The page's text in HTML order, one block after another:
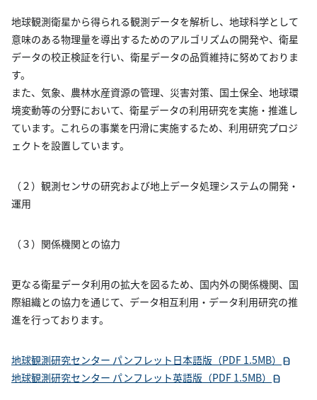
地球観測衛星から得られる観測データを解析し、地球科学として
意味のある物理量を導出するためのアルゴリズムの開発や、衛星
データの校正検証を行い、衛星データの品質維持に努めておりま
す。
また、気象、農林水産資源の管理、災害対策、国土保全、地球環
境変動等の分野において、衛星データの利用研究を実施・推進し
ています。これらの事業を円滑に実施するため、利用研究プロジ
ェクトを設置しています。
（２）観測センサの研究および地上データ処理システムの開発・
運用
（３）関係機関との協力
更なる衛星データ利用の拡大を図るため、国内外の関係機関、国
際組織との協力を通じて、データ相互利用・データ利用研究の推
進を行っております。
地球観測研究センター パンフレット日本語版（PDF 1.5MB）
地球観測研究センター パンフレット英語版（PDF 1.5MB）​